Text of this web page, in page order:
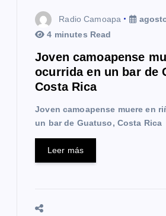
Radio Camoapa
4 minutes Read
Joven camoapense
ocurrida en un bar de
Costa Rica
Joven camoapense muere en
un bar de Guatuso, Costa Rica
Leer más